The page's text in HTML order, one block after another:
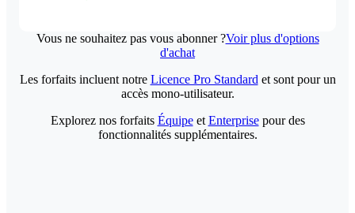
Vous ne souhaitez pas vous abonner ?Voir plus d'options
d'achat
Les forfaits incluent notre Licence Pro Standard et sont pour un
accès mono-utilisateur.
Explorez nos forfaits Équipeet Enterprisepour des
fonctionnalités supplémentaires.